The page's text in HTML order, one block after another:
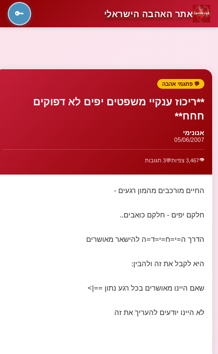
אתר האהבה הישראלי 🔑
💬 פתגמי אהבה
**ריכוז ענקיי משפטים יפים לא דפוקים
חחח**
אנונימי
05/06/2007
👁️3,467 צפיות 💬3 תגובות
החיים מורכבים מהמון רגעים -
חלקם יפים - חלקם כואבים..
הדרך ה=י=ח=י=ד=ה להישאר מאושרים
היא לקבל את זה ולהבין:
שאם היינו מאושרים בכל רגע נתון ==|>
לא היינו יודעים להעריך את זה